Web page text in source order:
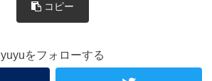
コピー
yuyuをフォローする